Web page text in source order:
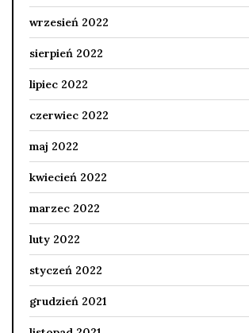
wrzesień 2022
sierpień 2022
lipiec 2022
czerwiec 2022
maj 2022
kwiecień 2022
marzec 2022
luty 2022
styczeń 2022
grudzień 2021